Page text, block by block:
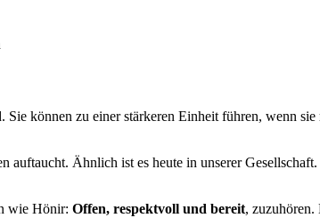
können zu einer stärkeren Einheit führen, wenn​
Ähnlich ist es heute in unserer
wie Hönir: Offen, respektvoll und bereit, zuzuhören.⁤